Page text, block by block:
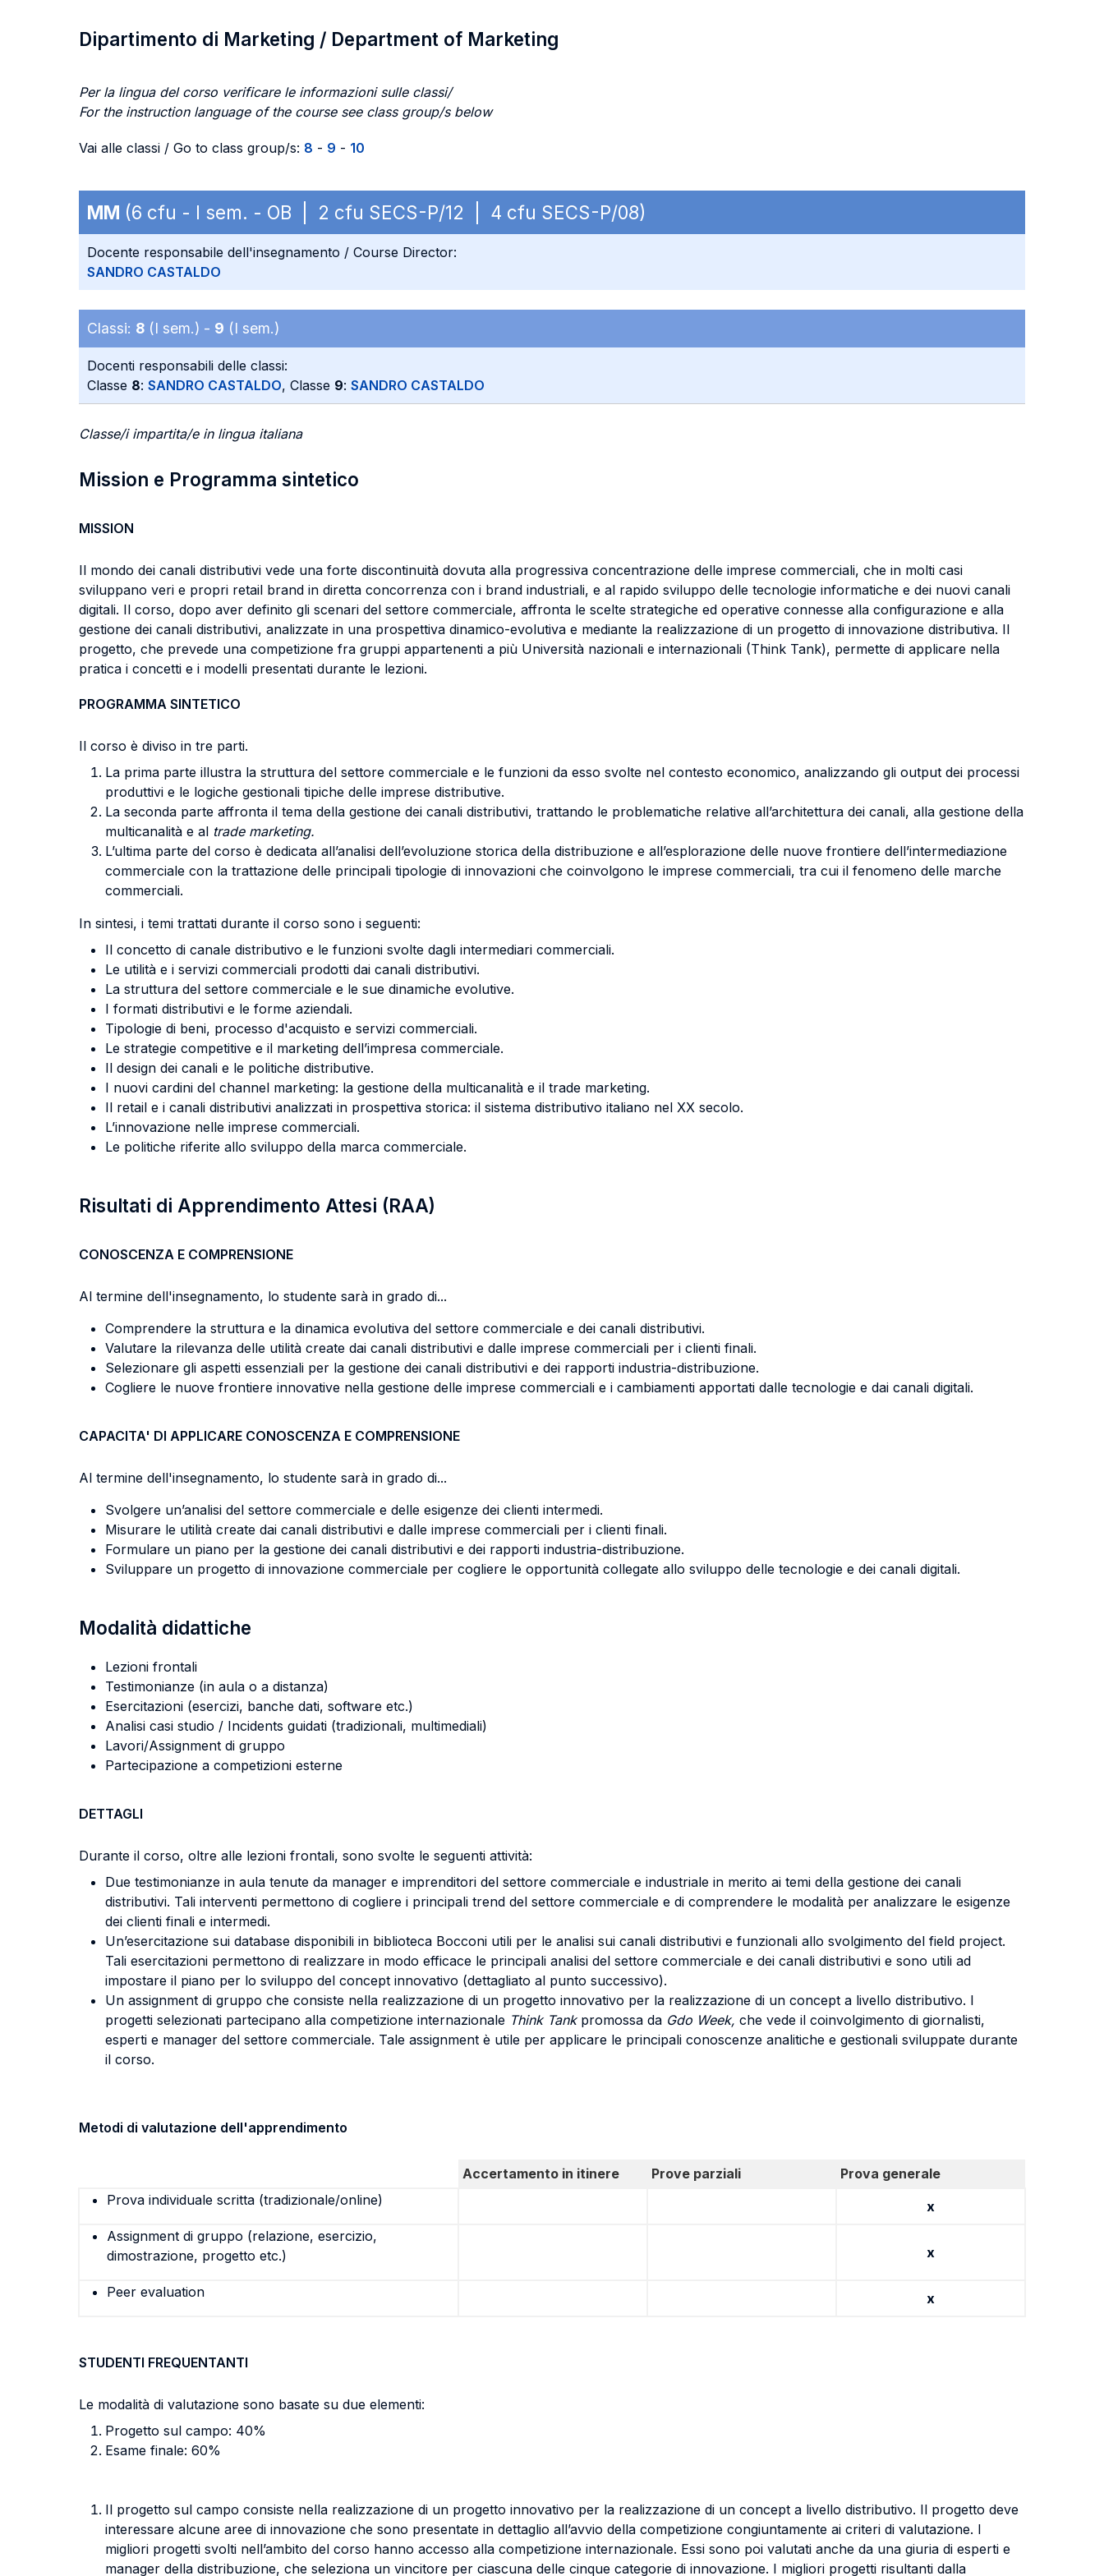
Dipartimento di Marketing / Department of Marketing
Per la lingua del corso verificare le informazioni sulle classi/
For the instruction language of the course see class group/s below
Vai alle classi / Go to class group/s: 8 - 9 - 10
MM (6 cfu - I sem. - OB | 2 cfu SECS-P/12 | 4 cfu SECS-P/08)
Docente responsabile dell'insegnamento / Course Director:
SANDRO CASTALDO
Classi: 8 (I sem.) - 9 (I sem.)
Docenti responsabili delle classi:
Classe 8: SANDRO CASTALDO, Classe 9: SANDRO CASTALDO
Classe/i impartita/e in lingua italiana
Mission e Programma sintetico
MISSION
Il mondo dei canali distributivi vede una forte discontinuità dovuta alla progressiva concentrazione delle imprese commerciali, che in molti casi
sviluppano veri e propri retail brand in diretta concorrenza con i brand industriali, e al rapido sviluppo delle tecnologie informatiche e dei nuovi canali
digitali. Il corso, dopo aver definito gli scenari del settore commerciale, affronta le scelte strategiche ed operative connesse alla configurazione e alla
gestione dei canali distributivi, analizzate in una prospettiva dinamico-­evolutiva e mediante la realizzazione di un progetto di innovazione distributiva. Il
progetto, che prevede una competizione fra gruppi appartenenti a più Università nazionali e internazionali (Think Tank), permette di applicare nella
pratica i concetti e i modelli presentati durante le lezioni.
PROGRAMMA SINTETICO
Il corso è diviso in tre parti.
La prima parte illustra la struttura del settore commerciale e le funzioni da esso svolte nel contesto economico, analizzando gli output dei processi
produttivi e le logiche gestionali tipiche delle imprese distributive.
La seconda parte affronta il tema della gestione dei canali distributivi, trattando le problematiche relative all’architettura dei canali, alla gestione della
multicanalità e al trade marketing.
L’ultima parte del corso è dedicata all’analisi dell’evoluzione storica della distribuzione e all’esplorazione delle nuove frontiere dell’intermediazione
commerciale con la trattazione delle principali tipologie di innovazioni che coinvolgono le imprese commerciali, tra cui il fenomeno delle marche
commerciali.
In sintesi, i temi trattati durante il corso sono i seguenti:
Il concetto di canale distributivo e le funzioni svolte dagli intermediari commerciali.
Le utilità e i servizi commerciali prodotti dai canali distributivi.
La struttura del settore commerciale e le sue dinamiche evolutive.
I formati distributivi e le forme aziendali.
Tipologie di beni, processo d'acquisto e servizi commerciali.
Le strategie competitive e il marketing dell’impresa commerciale.
Il design dei canali e le politiche distributive.
I nuovi cardini del channel marketing: la gestione della multicanalità e il trade marketing.
Il retail e i canali distributivi analizzati in prospettiva storica: il sistema distributivo italiano nel XX secolo.
L’innovazione nelle imprese commerciali.
Le politiche riferite allo sviluppo della marca commerciale.
Risultati di Apprendimento Attesi (RAA)
CONOSCENZA E COMPRENSIONE
Al termine dell'insegnamento, lo studente sarà in grado di...
Comprendere la struttura e la dinamica evolutiva del settore commerciale e dei canali distributivi.
Valutare la rilevanza delle utilità create dai canali distributivi e dalle imprese commerciali per i clienti finali.
Selezionare gli aspetti essenziali per la gestione dei canali distributivi e dei rapporti industria-distribuzione.
Cogliere le nuove frontiere innovative nella gestione delle imprese commerciali e i cambiamenti apportati dalle tecnologie e dai canali digitali.
CAPACITA' DI APPLICARE CONOSCENZA E COMPRENSIONE
Al termine dell'insegnamento, lo studente sarà in grado di...
Svolgere un’analisi del settore commerciale e delle esigenze dei clienti intermedi.
Misurare le utilità create dai canali distributivi e dalle imprese commerciali per i clienti finali.
Formulare un piano per la gestione dei canali distributivi e dei rapporti industria-distribuzione.
Sviluppare un progetto di innovazione commerciale per cogliere le opportunità collegate allo sviluppo delle tecnologie e dei canali digitali.
Modalità didattiche
Lezioni frontali
Testimonianze (in aula o a distanza)
Esercitazioni (esercizi, banche dati, software etc.)
Analisi casi studio / Incidents guidati (tradizionali, multimediali)
Lavori/Assignment di gruppo
Partecipazione a competizioni esterne
DETTAGLI
Durante il corso, oltre alle lezioni frontali, sono svolte le seguenti attività:
Due testimonianze in aula tenute da manager e imprenditori del settore commerciale e industriale in merito ai temi della gestione dei canali
distributivi. Tali interventi permettono di cogliere i principali trend del settore commerciale e di comprendere le modalità per analizzare le esigenze
dei clienti finali e intermedi.
Un’esercitazione sui database disponibili in biblioteca Bocconi utili per le analisi sui canali distributivi e funzionali allo svolgimento del field project.
Tali esercitazioni permettono di realizzare in modo efficace le principali analisi del settore commerciale e dei canali distributivi e sono utili ad
impostare il piano per lo sviluppo del concept innovativo (dettagliato al punto successivo).
Un assignment di gruppo che consiste nella realizzazione di un progetto innovativo per la realizzazione di un concept a livello distributivo. I
progetti selezionati partecipano alla competizione internazionale Think Tankpromossa da Gdo Week, che vede il coinvolgimento di giornalisti,
esperti e manager del settore commerciale. Tale assignment è utile per applicare le principali conoscenze analitiche e gestionali sviluppate durante
il corso.
Metodi di valutazione dell'apprendimento
Accertamento in itinere Prove parziali
Prova generale
Prova individuale scritta (tradizionale/online)
x
Assignment di gruppo (relazione, esercizio,
dimostrazione, progetto etc.)
x
Peer evaluation x
STUDENTI FREQUENTANTI
Le modalità di valutazione sono basate su due elementi:
Progetto sul campo: 40%
Esame finale: 60%
Il progetto sul campo consiste nella realizzazione di un progetto innovativo per la realizzazione di un concept a livello distributivo. Il progetto deve
interessare alcune aree di innovazione che sono presentate in dettaglio all’avvio della competizione congiuntamente ai criteri di valutazione. I
migliori progetti svolti nell’ambito del corso hanno accesso alla competizione internazionale. Essi sono poi valutati anche da una giuria di esperti e
manager della distribuzione, che seleziona un vincitore per ciascuna delle cinque categorie di innovazione. I migliori progetti risultanti dalla